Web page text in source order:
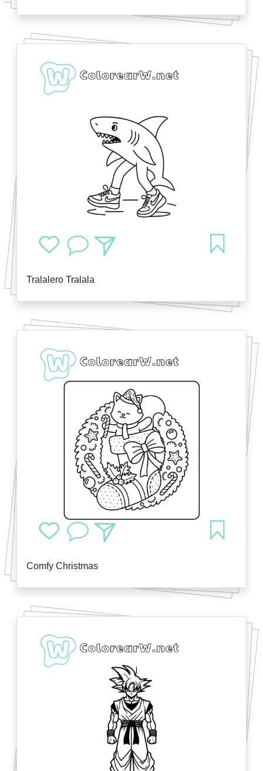
Tralalero Tralala
Comfy Christmas